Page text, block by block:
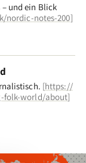
– und ein Blick
nordic-notes-200]
[https://
folk-world/about]